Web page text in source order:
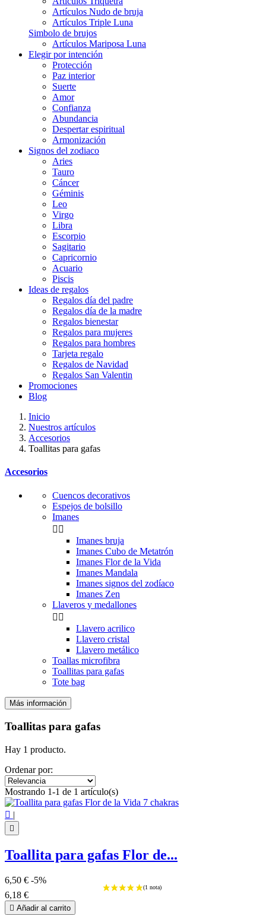
Artículos Nudo de bruja
Artículos Triple Luna
Simbolo de brujos
Artículos Mariposa Luna
Elegir por intención
Protección
Paz interior
Suerte
Amor
Confianza
Abundancia
Despertar espiritual
Armonización
Signos del zodiaco
Aries
Tauro
Cáncer
Géminis
Leo
Virgo
Libra
Escorpio
Sagitario
Capricornio
Acuario
Piscis
Ideas de regalos
Regalos día del padre
Regalos día de la madre
Regalos bienestar
Regalos para mujeres
Regalos para hombres
Tarjeta regalo
Regalos de Navidad
Regalos San Valentin
Promociones
Blog
Inicio
Nuestros artículos
Accesorios
Toallitas para gafas
Accesorios
Cuencos decorativos
Espejos de bolsillo
Imanes
 
Imanes bruja
Imanes Cubo de Metatrón
Imanes Flor de la Vida
Imanes Mandala
Imanes signos del zodíaco
Imanes Zen
Llaveros y medallones
 
Llavero acrilico
Llavero cristal
Llavero metálico
Toallas microfibra
Toallitas para gafas
Tote bag
Claro
€
La flor de la vida
Ver los productos1
Más información
Toallitas para gafas
Hay 1 producto.
Ordenar por:
Mostrando 1-1 de 1 artículo(s)
 |

Toallita para gafas Flor de...
6,50 € -5%
6,18 €
 Añadir al carrito